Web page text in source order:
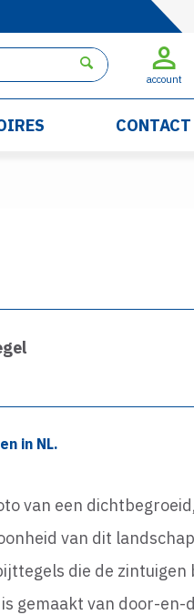
account
CONTACT
in NL.
van een
van dit
die de zintuigen
gemaakt van door-